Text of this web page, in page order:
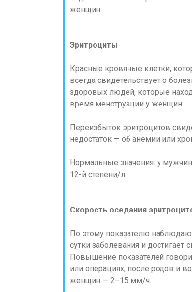
женщин.
Эритроциты
Красные кровяные клетки,
всегда свидетельствует о
здоровых людей, которые
время менструации у женщин.
Переизбыток эритроцитов
недостаток — об анемии или
Нормальные значения: у
12-й степени/л.
Скорость оседания
По этому показателю
сутки заболевания и достигает
Повышение показателей
или операциях, после родов и
женщин — 2–15 мм/ч.